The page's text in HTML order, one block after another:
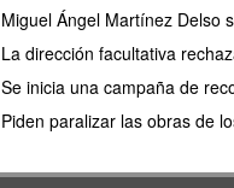
Miguel Ángel Martínez Delso
La dirección facultativa
Se inicia una campaña de
Piden paralizar las obras de